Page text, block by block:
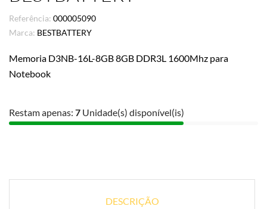
Referência: 000005090
Marca: BESTBATTERY
Memoria D3NB-16L-8GB 8GB DDR3L 1600Mhz para
Notebook
Restam apenas: 7 Unidade(s) disponível(is)
DESCRIÇÃO